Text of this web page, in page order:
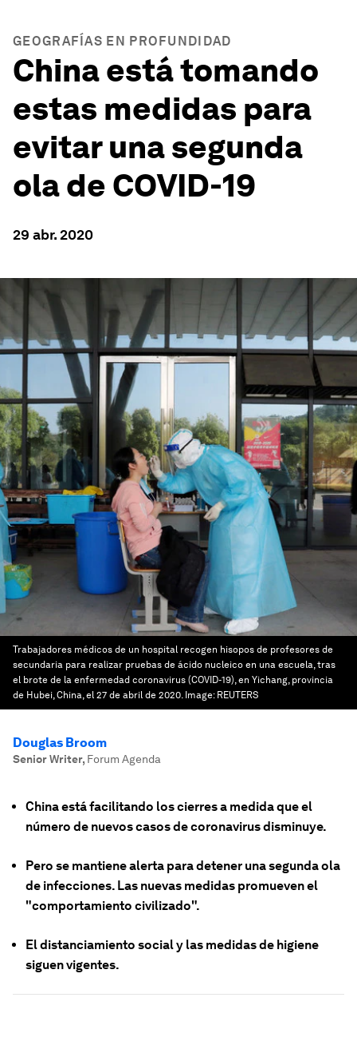
GEOGRAFÍAS EN PROFUNDIDAD
China está tomando
estas medidas para
evitar una segunda
ola de COVID-19
29 abr. 2020
Trabajadores médicos de un hospital recogen hisopos de profesores de
secundaria para realizar pruebas de ácido nucleico en una escuela, tras
el brote de la enfermedad coronavirus (COVID-19), en Yichang, provincia
de Hubei, China, el 27 de abril de 2020. Image: REUTERS
Douglas Broom
Senior Writer, Forum Agenda
China está facilitando los cierres a medida que el
número de nuevos casos de coronavirus disminuye.
Pero se mantiene alerta para detener una segunda ola
de infecciones. Las nuevas medidas promueven el
"comportamiento civilizado".
El distanciamiento social y las medidas de higiene
siguen vigentes.